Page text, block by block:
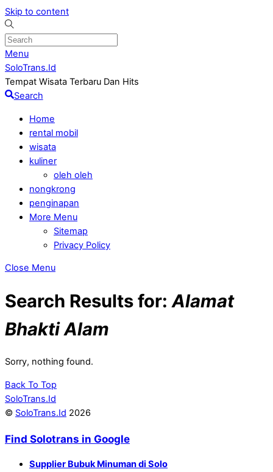
Skip to content
Menu
SoloTrans.Id
Tempat Wisata Terbaru Dan Hits
Search
Home
rental mobil
wisata
kuliner
oleh oleh
nongkrong
penginapan
More Menu
Sitemap
Privacy Policy
Close Menu
Search Results for: Alamat
Bhakti Alam
Sorry, nothing found.
Back To Top
SoloTrans.Id
© SoloTrans.Id 2026
Find Solotrans in Google
Supplier Bubuk Minuman di Solo